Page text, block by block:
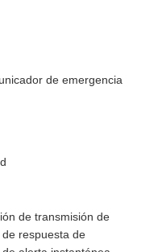
de emergencia
de transmisión de
respuesta de